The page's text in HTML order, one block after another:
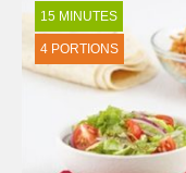
15 MINUTES
4 PORTIONS